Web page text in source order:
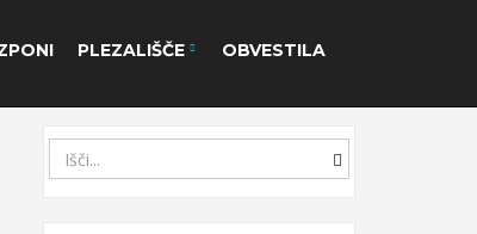
PLEZALIŠČE OBVESTILA
e
a
r